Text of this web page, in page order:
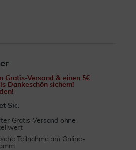
Gratis-Versand & einen 5€
Dankeschön sichern!
Sie:
Gratis-Versand ohne
Teilnahme am Online-